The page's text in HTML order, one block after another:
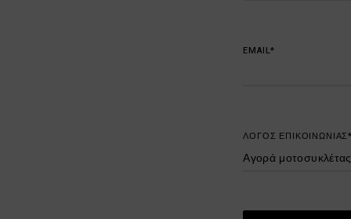
EMAIL*
ΛΟΓΟΣ ΕΠΙΚΟΙΝΩΝΙΑΣ*